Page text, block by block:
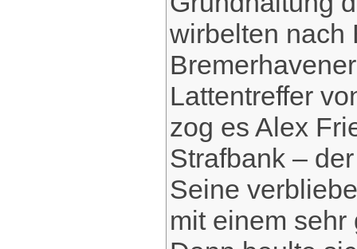
wirbelten nach
Lattentreffer
zog es Alex
Strafbank –
Seine
mit einem